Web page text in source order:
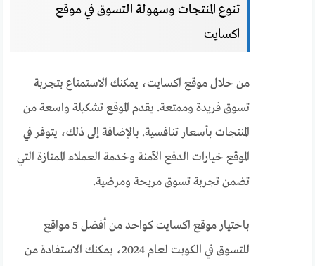
تنوع المنتجات وسهولة التسوق في موقع
اكسايت
من خلال موقع اكسايت، يمكنك الاستمتاع بتجربة
تسوق فريدة وممتعة. يقدم الموقع تشكيلة واسعة من
المنتجات بأسعار تنافسية. بالإضافة إلى ذلك، يتوفر في
الموقع خيارات الدفع الآمنة وخدمة العملاء الممتازة التي
تضمن تجربة تسوق مريحة ومرضية.
باختيار موقع اكسايت كواحد من أفضل 5 مواقع
للتسوق في الكويت لعام 2024، يمكنك الاستفادة من